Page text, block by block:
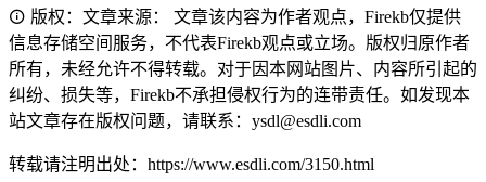
版权：文章来源： 文章该内容为作者观点，Firekb仅提供
信息存储空间服务，不代表Firekb观点或立场。版权归原作者
所有，未经允许不得转载。对于因本网站图片、内容所引起的
纠纷、损失等，Firekb不承担侵权行为的连带责任。如发现本
站文章存在版权问题，请联系：ysdl@esdli.com
转载请注明出处：https://www.esdli.com/3150.html